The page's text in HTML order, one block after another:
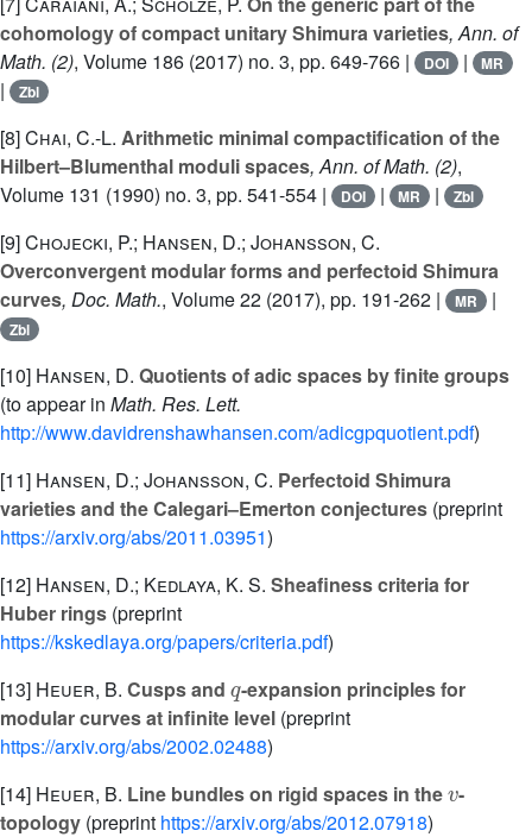
cohomology of compact unitary Shimura varieties, Ann. of
Math. (2), Volume 186 (2017) no. 3, pp. 649-766 | DOI | MR
| Zbl
[8]Chai, C.-L. Arithmetic minimal compactification of the
Hilbert–Blumenthal moduli spaces, Ann. of Math. (2),
Volume 131 (1990) no. 3, pp. 541-554 | DOI | MR | Zbl
[9]Chojecki, P.; Hansen, D.; Johansson, C.
Overconvergent modular forms and perfectoid Shimura
curves, Doc. Math., Volume 22 (2017), pp. 191-262 | MR |
Zbl
[10] Hansen, D. Quotients of adic spaces by finite groups
(to appear in Math. Res. Lett.
http://www.davidrenshawhansen.com/adicgpquotient.pdf)
[11] Hansen, D.; Johansson, C. Perfectoid Shimura
varieties and the Calegari–Emerton conjectures (preprint
https://arxiv.org/abs/2011.03951)
[12] Hansen, D.; Kedlaya, K. S. Sheafiness criteria for
Huber rings (preprint
https://kskedlaya.org/papers/criteria.pdf)
[13] Heuer, B. Cusps and -expansion principles for
modular curves at infinite level (preprint
https://arxiv.org/abs/2002.02488)
[14] Heuer, B. Line bundles on rigid spaces in the -
topology (preprint https://arxiv.org/abs/2012.07918)